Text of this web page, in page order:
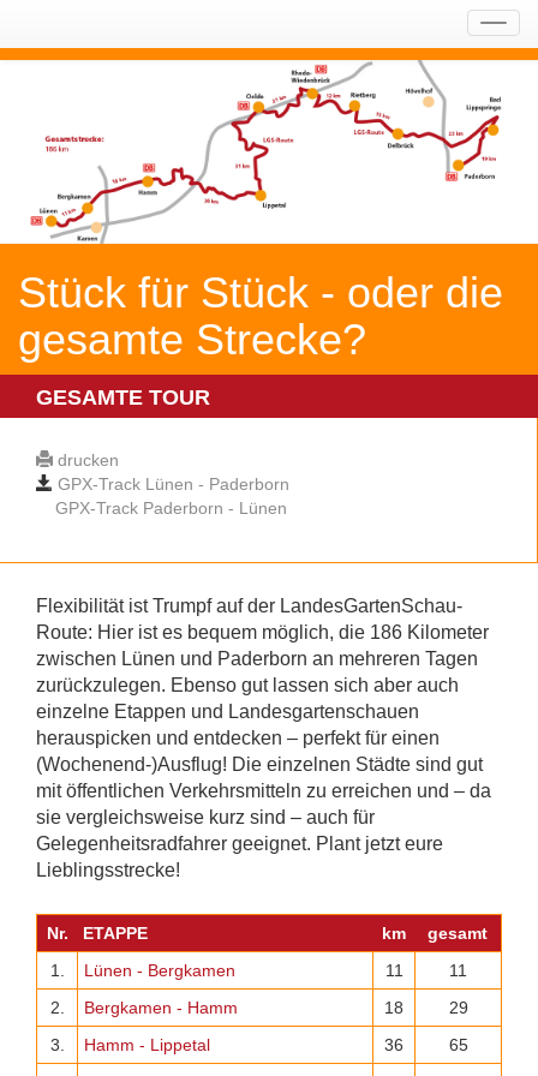
ein-/
Stück für Stück - oder die
gesamte Strecke?
GESAMTE TOUR
drucken
GPX-Track Lünen - Paderborn
GPX-Track Paderborn - Lünen
Flexibilität ist Trumpf auf der LandesGartenSchau-
Route: Hier ist es bequem möglich, die 186 Kilometer
zwischen Lünen und Paderborn an mehreren Tagen
zurückzulegen. Ebenso gut lassen sich aber auch
einzelne Etappen und Landesgartenschauen
herauspicken und entdecken – perfekt für einen
(Wochenend-)Ausflug! Die einzelnen Städte sind gut
mit öffentlichen Verkehrsmitteln zu erreichen und – da
sie vergleichsweise kurz sind – auch für
Gelegenheitsradfahrer geeignet. Plant jetzt eure
Lieblingsstrecke!
Nr. ETAPPE km
gesamt
1.
Lünen - Bergkamen 11
11
2.
Bergkamen - Hamm 18
29
3.
Hamm - Lippetal 36
65